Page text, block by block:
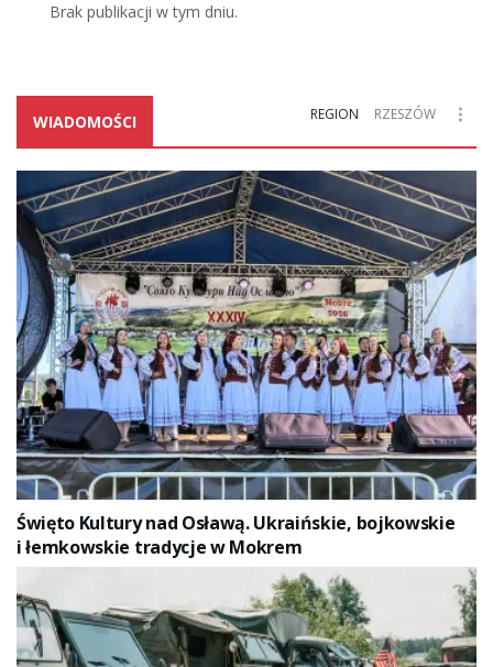
Brak publikacji w tym dniu.
WIADOMOŚCI REGION RZESZÓW
Święto Kultury nad Osławą. Ukraińskie, bojkowskie
i łemkowskie tradycje w Mokrem